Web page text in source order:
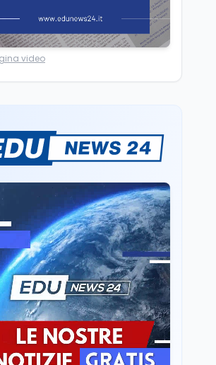
al Maestrone
Ricerca6 ago
farmaco anti-tumore
Ricerca6 ago
Il rivelatore che 'vede' i
reattori spenti
Scuola6 ago
Posizioni economiche
ATA: la matematica
degli arretrati fino a
4.150 euro
Cultura6 ago
Spesa culturale in
Lombardia da record,
ma la voragine Nord-
Sud triplica
video